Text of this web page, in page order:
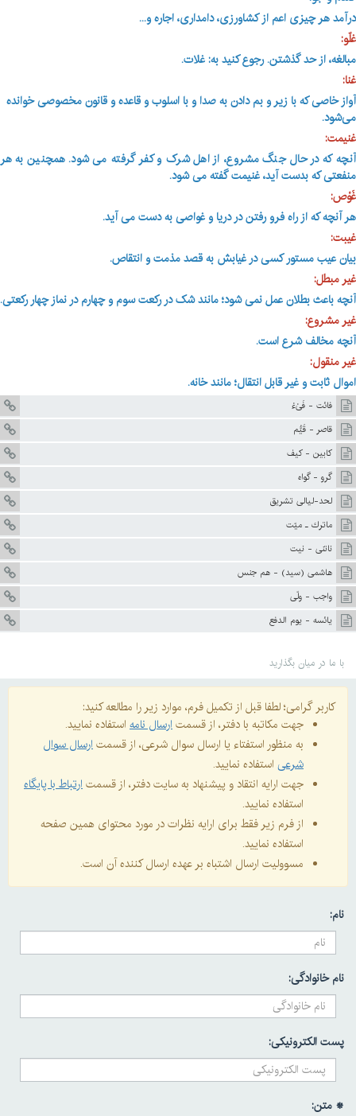
درآمد هر چیزی اعم از کشاورزی، دامداری، اجاره و...
غلّو:
مبالغه، از حد گذشتن. رجوع کنید به: غلات.
غنا:
آواز خاصی ‌‌که با زیر و بم دادن به صدا و با اسلوب و قاعده و قانون مخصوصی خوانده
می‌شود.
غنیمت:
آنچه که در حال جنگ مشروع، از اهل شرک و کفر گرفته می شود. همچنین به هر
منفعتی که بدست آید، غنیمت گفته می شود.
غَوْص:
هر آنچه که از راه فرو رفتن در دریا و غواصی به دست می آید.
غیبت:
بیان عیب مستور کسی در غیابش به قصد مذمت و انتقاص.
غیر مبطل:
آنچه باعث بطلان عمل نمی شود؛ مانند شک در رکعت سوم و چهارم در نماز چهار رکعتی.
غیر مشروع:
آنچه مخالف شرع است.
غیر منقول:
اموال ثابت و غیر قابل انتقال؛ مانند خانه.
فائت - فَىْءْ
قاصر - قَيُّم
کابين - کيف
گرو - گواه
لحد-لیالی تشریق
ماترك ـ ميّت
ناتنى - نيت
هاشمى (سيد) - هم جنس
واجب - ولّى
يائسه - يوم الدفع
با ما در میان بگذارید
کاربر گرامی؛ لطفا قبل از تکمیل فرم، موارد زیر را مطالعه کنید:
جهت مکاتبه با دفتر، از قسمتارسال نامه استفاده نمایید.
به منظور استفتاء یا ارسال سوال شرعی، از قسمتارسال سوال
شرعی استفاده نمایید.
جهت ارایه انتقاد و پیشنهاد به سایت دفتر، از قسمتارتباط با پایگاه
استفاده نمایید.
از فرم زیر فقط برای ارایه نظرات در مورد محتوای همین صفحه
استفاده نمایید.
مسوولیت ارسال اشتباه بر عهده ارسال کننده آن است.
نام:
نام خانوادگی:
پست الکترونیکی:
* متن: